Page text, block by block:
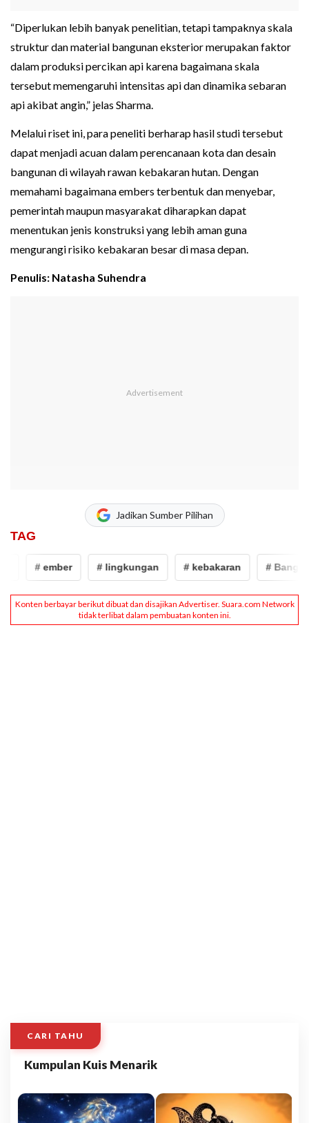
“Diperlukan lebih banyak penelitian, tetapi tampaknya skala
struktur dan material bangunan eksterior merupakan faktor
dalam produksi percikan api karena bagaimana skala
tersebut memengaruhi intensitas api dan dinamika sebaran
api akibat angin,” jelas Sharma.
Melalui riset ini, para peneliti berharap hasil studi tersebut
dapat menjadi acuan dalam perencanaan kota dan desain
bangunan di wilayah rawan kebakaran hutan. Dengan
memahami bagaimana embers terbentuk dan menyebar,
pemerintah maupun masyarakat diharapkan dapat
menentukan jenis konstruksi yang lebih aman guna
mengurangi risiko kebakaran besar di masa depan.
Penulis: Natasha Suhendra
Jadikan Sumber Pilihan
TAG
# ember # lingkungan # kebakaran #
CARI TAHU
Kumpulan Kuis Menarik